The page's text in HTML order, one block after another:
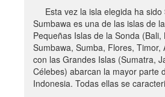
Esta vez la isla elegida ha sido
Sumbawa es una de las islas de
Pequeñas Islas de la Sonda (Bali,
Sumbawa, Sumba, Flores, Timor,
con las Grandes Islas (Sumatra,
Célebes) abarcan la mayor parte
Indonesia. Todas ellas se